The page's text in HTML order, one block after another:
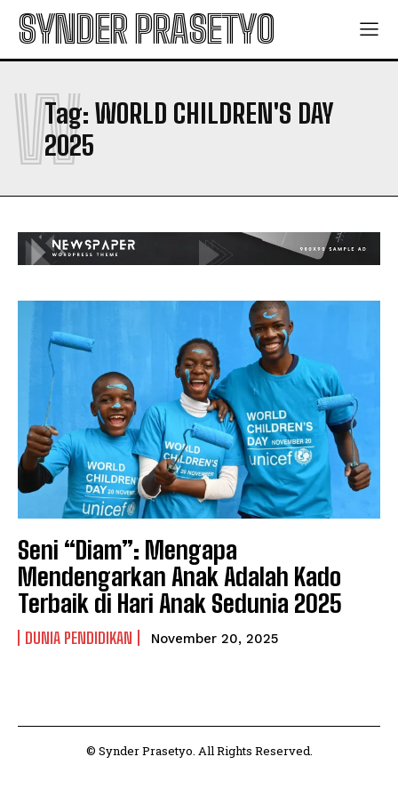
SYNDER PRASETYO
Tag: WORLD CHILDREN'S DAY
2025
W
Seni “Diam”: Mengapa
Mendengarkan Anak Adalah Kado
Terbaik di Hari Anak Sedunia 2025
DUNIA PENDIDIKAN November 20, 2025
© Synder Prasetyo. All Rights Reserved.